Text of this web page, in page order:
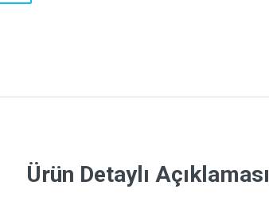
Ürün Detaylı Açıklaması